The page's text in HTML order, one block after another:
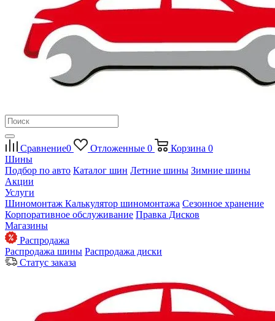
Сравнение0 Отложенные 0 Корзина 0
Шины
Подбор по авто Каталог шин Летние шины Зимние шины
Акции
Услуги
Шиномонтаж Калькулятор шиномонтажа Сезонное хранение
Корпоративное обслуживание Правка Дисков
Магазины
Распродажа
Распродажа шины Распродажа диски
Статус заказа